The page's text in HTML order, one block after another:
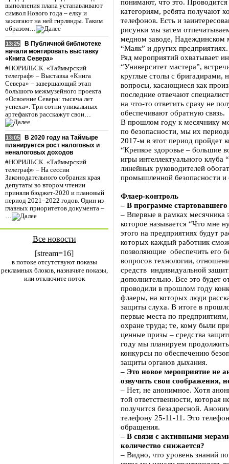
выполнения плана устанавливают
символ Нового года – елку и
зажигают на ней гирлянды. Таким
образом…
13:25
В Публичной библиотеке
начали монтировать выставку
«Книга Севера»
#НОРИЛЬСК. «Таймырский
телеграф» – Выставка «Книга
Севера» – завершающий этап
большого межмузейного проекта
«Освоение Севера: тысяча лет
успеха». Три сотни уникальных
артефактов расскажут свои…
13:05
В 2020 году на Таймыре
планируется рост налоговых и
неналоговых доходов
#НОРИЛЬСК. «Таймырский
телеграф» – На сессии
Законодательного собрания края
депутаты во втором чтении
приняли бюджет-2020 и плановый
период 2021–2022 годов. Один из
главных приоритетов документа –
…
Все новости
[stream=16]
в потоке отсутствуют показы
рекламных блоков, назначьте показы,
или отключите поток
понимают, что это.
категориям, ребята получают
телефонов. Есть и
рисунки мы затем
медном заводе, Надеждинском
“Маяк” и других предприятиях.
Ряд мероприятий охватывает
“Университет мастера”,
круглые столы с бригадирами,
вопросы, касающиеся как
последние отвечают
на что-то ответить сразу не
обеспечивают обратную связь.
В прошлом году к месячнику
по безопасности, мы их
2017-м в этот период пройдет
“Крепкое здоровье – большие
игры интеллектуального
линейных руководителей
промышленной безопасности и
Флаер-контроль
– В программе
– Впервые в рамках месячника
которое называется “Что мне
этого на предприятиях будут
которых каждый работник
позволяющие обеспечить его
вопросов технологии,
средств индивидуальной
дополнительно. Все это
проводили в прошлом году
флаеры, на которых люди
защиты слуха. В итоге в
первые места по
охране труда; те, кому были
ценные призы – средства
году мы планируем
конкурсы по обеспечению
защиты органов дыхания.
– Это новое мероприятие не
озвучить свои соображения,
– Нет, не анонимное. Хотя
той ответственности,
получится безадресной.
телефону 25-11-11. Это
обращения.
– В связи с активными
количество снижается?
– Видно, что уровень знаний